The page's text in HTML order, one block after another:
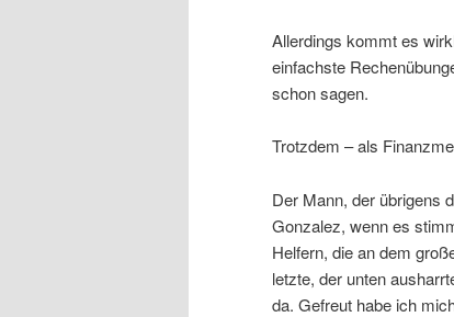
Allerdings kommt es
einfachste
schon sagen.
Trotzdem – als
Der Mann, der übrigens
Gonzalez, wenn es
Helfern, die an dem
letzte, der unten
da. Gefreut habe ich